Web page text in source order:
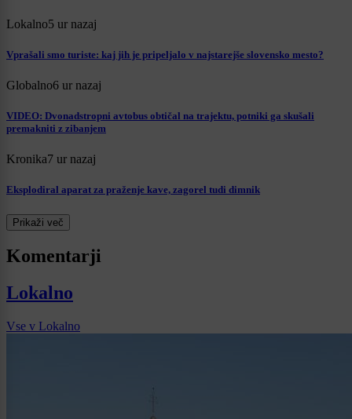
Lokalno5 ur nazaj
Vprašali smo turiste: kaj jih je pripeljalo v najstarejše slovensko mesto?
Globalno6 ur nazaj
VIDEO: Dvonadstropni avtobus obtičal na trajektu, potniki ga skušali
premakniti z zibanjem
Kronika7 ur nazaj
Eksplodiral aparat za praženje kave, zagorel tudi dimnik
Prikaži več
Komentarji
Lokalno
Vse v Lokalno